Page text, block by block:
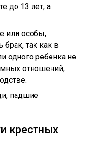
до 13 лет, а
или особы,
брак, так как в
одного ребенка не
отношений,
падшие
крестных